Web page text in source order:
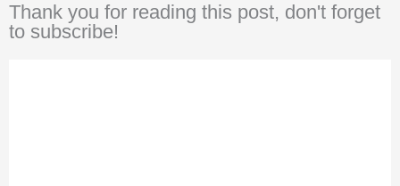
Thank you for reading this post, don't forget
to subscribe!